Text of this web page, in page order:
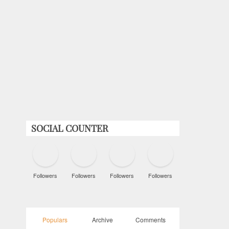
SOCIAL COUNTER
Followers Followers Followers Followers
Populars Archive Comments